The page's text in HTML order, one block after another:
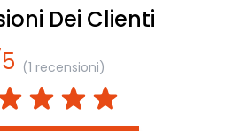
Dei Clienti
(1 recensioni)